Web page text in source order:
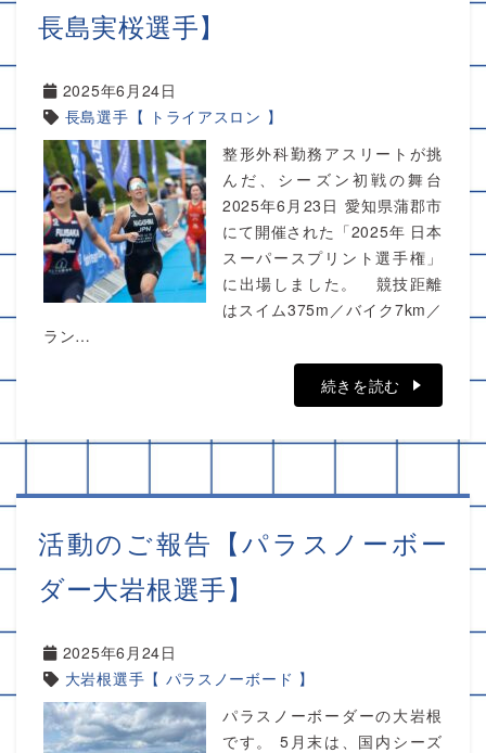
長島実桜選手】
2025年6月24日
長島選手【 トライアスロン 】
整形外科勤務アスリートが挑
んだ、シーズン初戦の舞台
2025年6月23日 愛知県蒲郡市
にて開催された「2025年 日本
スーパースプリント選手権」
に出場しました。 競技距離
はスイム375m／バイク7km／
ラン…
続きを読む
活動のご報告【パラスノーボー
ダー大岩根選手】
2025年6月24日
大岩根選手【 パラスノーボード 】
パラスノーボーダーの大岩根
です。 5月末は、国内シーズ